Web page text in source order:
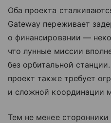
Оба проекта
Gateway переживает
о финансировании —
что лунные миссии
без орбитальной
проект также требует
и сложной координации
Тем не менее